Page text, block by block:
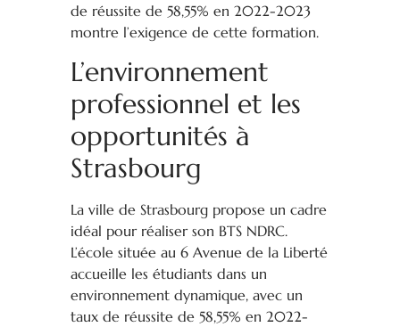
de réussite de 58,55% en 2022-2023
montre l’exigence de cette formation.
L’environnement
professionnel et les
opportunités à
Strasbourg
La ville de Strasbourg propose un cadre
idéal pour réaliser son BTS NDRC.
L’école située au 6 Avenue de la Liberté
accueille les étudiants dans un
environnement dynamique, avec un
taux de réussite de 58,55% en 2022-